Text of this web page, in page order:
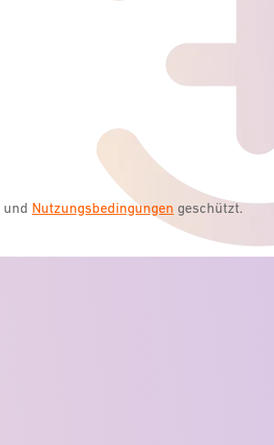
und Nutzungsbedingungen geschützt.